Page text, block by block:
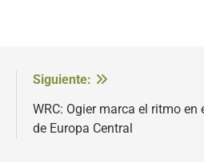
Siguiente:
WRC: Ogier marca el ritmo en
de Europa Central